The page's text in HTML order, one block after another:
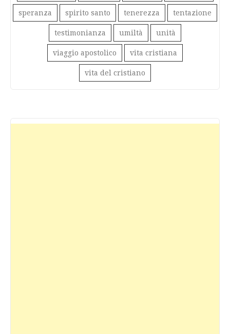
speranza spirito santo tenerezza tentazione
testimonianza umiltà unità
viaggio apostolico vita cristiana
vita del cristiano